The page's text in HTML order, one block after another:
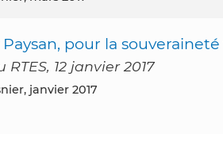
Paysan, pour la
12 janvier 2017
janvier 2017